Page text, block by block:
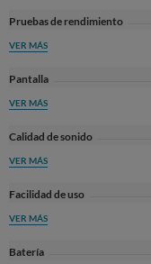
Pruebas de rendimiento
VER MÁS
Pantalla
VER MÁS
Calidad de sonido
VER MÁS
Facilidad de uso
VER MÁS
Batería